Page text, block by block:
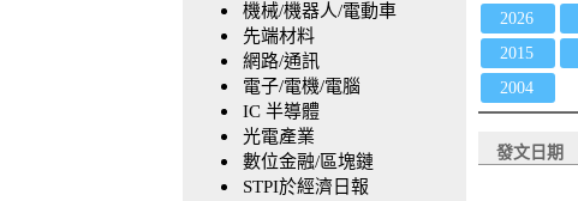
機械/機器人/電動車
先端材料
網路/通訊
電子/電機/電腦
IC 半導體
光電產業
數位金融/區塊鏈
STPI於經濟日報
2026
2015
2004
發文日期